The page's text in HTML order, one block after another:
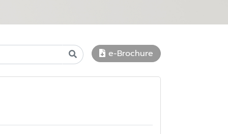
e-Brochure